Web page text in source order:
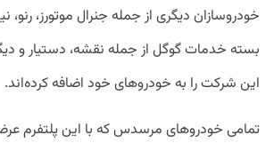
خودروسازان دیگری از جمله جنرال موتورز، رنو،
بسته خدمات گوگل از جمله نقشه، دستیار و
این شرکت را به خودروهای خود اضافه کرده‌اند.
تمامی خودروهای مرسدس که با این پلتفرم